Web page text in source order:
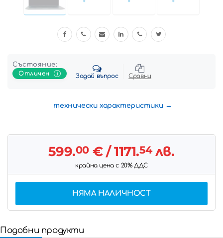
Състояние:
Отличен
Задай въпрос Сравни
технически характеристики
599.00€/ 1171.54лв.
крайна цена с 20% ДДС
НЯМА НАЛИЧНОСТ
Подобни продукти